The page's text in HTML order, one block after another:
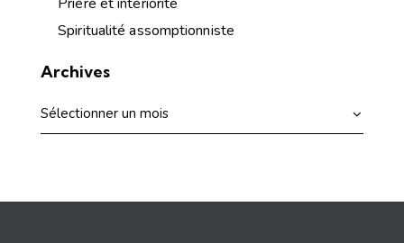
Spiritualité assomptionniste
Archives